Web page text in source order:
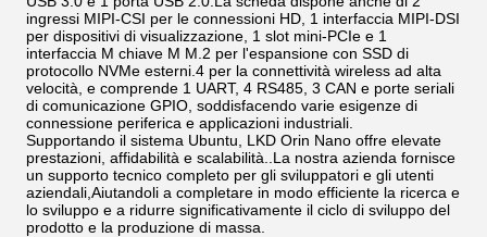
ingressi MIPI-CSI per le connessioni HD, 1 interfaccia MIPI-DSI
per dispositivi di visualizzazione, 1 slot mini-PCIe e 1
interfaccia M chiave M M.2 per l'espansione con SSD di
protocollo NVMe esterni.4 per la connettività wireless ad alta
velocità, e comprende 1 UART, 4 RS485, 3 CAN e porte seriali
di comunicazione GPIO, soddisfacendo varie esigenze di
connessione periferica e applicazioni industriali.
Supportando il sistema Ubuntu, LKD Orin Nano offre elevate
prestazioni, affidabilità e scalabilità..La nostra azienda fornisce
un supporto tecnico completo per gli sviluppatori e gli utenti
aziendali,Aiutandoli a completare in modo efficiente la ricerca e
lo sviluppo e a ridurre significativamente il ciclo di sviluppo del
prodotto e la produzione di massa.